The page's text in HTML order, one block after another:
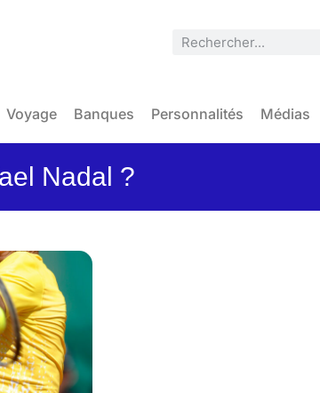
Voyage Banques Personnalités Médias
Nadal ?